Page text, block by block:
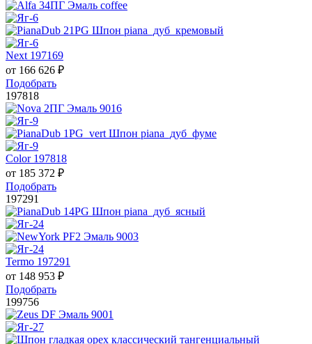
Next 197169
от 166 626 ₽
Подобрать
197818
Color 197818
от 185 372 ₽
Подобрать
197291
Termo 197291
от 148 953 ₽
Подобрать
199756